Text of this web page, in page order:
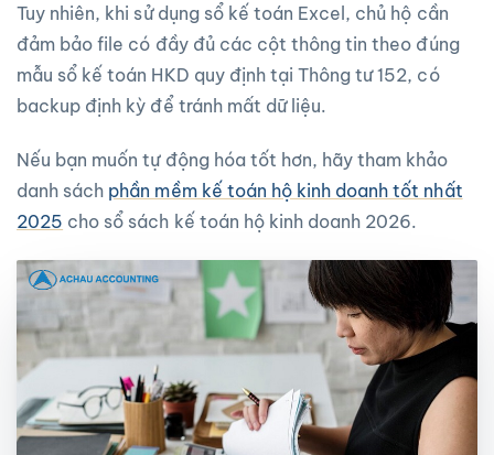
Tuy nhiên, khi sử dụng sổ kế toán Excel, chủ hộ cần
đảm bảo file có đầy đủ các cột thông tin theo đúng
mẫu sổ kế toán HKD quy định tại Thông tư 152, có
backup định kỳ để tránh mất dữ liệu.
Nếu bạn muốn tự động hóa tốt hơn, hãy tham khảo
danh sách phần mềm kế toán hộ kinh doanh tốt nhất
2025 cho sổ sách kế toán hộ kinh doanh 2026.